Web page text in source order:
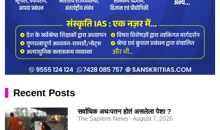
Recent Posts
सर्वाधिक अधःपतन होतं असलेला पेशा ?
The Sapiens News August 7, 2026